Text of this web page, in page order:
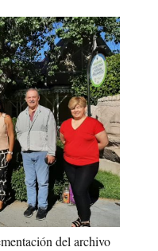
del archivo